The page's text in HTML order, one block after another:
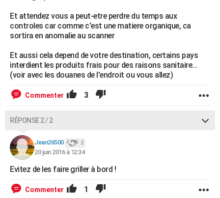
Et attendez vous a peut-etre perdre du temps aux
controles car comme c'est une matiere organique, ca
sortira en anomalie au scanner
Et aussi cela depend de votre destination, certains pays
interdient les produits frais pour des raisons sanitaire...
(voir avec les douanes de l'endroit ou vous allez)
Commenter 3
RÉPONSE 2 / 2
Jean26500 2
20 juin 2016 à 12:34
Evitez de les faire griller à bord !
Commenter 1